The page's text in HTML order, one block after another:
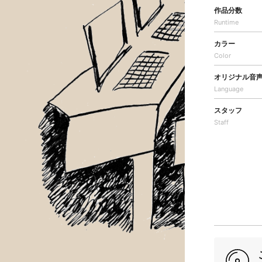
作品分数
Runtime
カラー
Color
オリジナル音
Language
スタッフ
Staff